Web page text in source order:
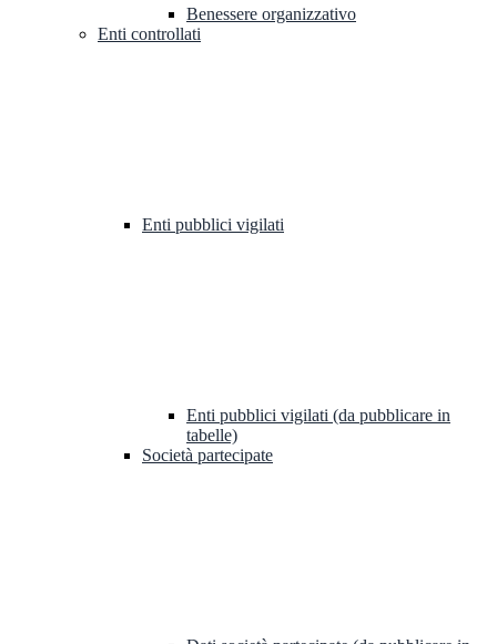
Benessere organizzativo
Enti controllati
Enti pubblici vigilati
Enti pubblici vigilati (da pubblicare in
tabelle)
Società partecipate